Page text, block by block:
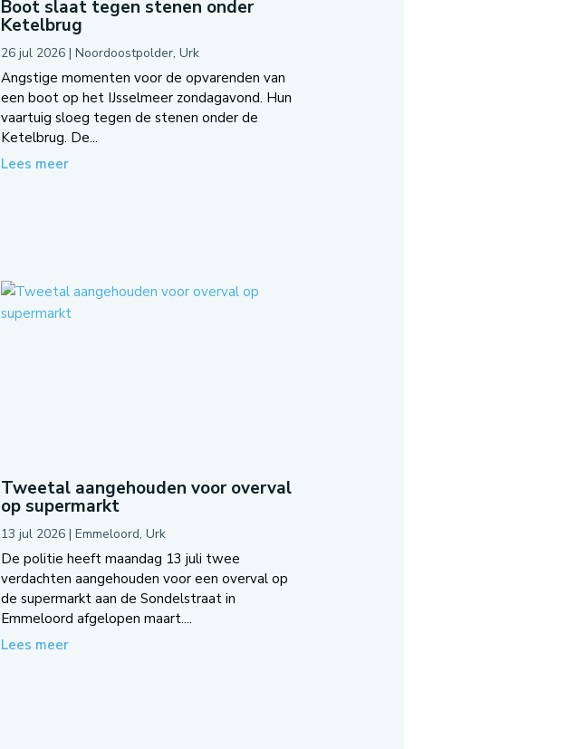
Boot slaat tegen stenen onder
Ketelbrug
26 jul 2026| Noordoostpolder, Urk
Angstige momenten voor de opvarenden van
een boot op het IJsselmeer zondagavond. Hun
vaartuig sloeg tegen de stenen onder de
Ketelbrug. De...
Lees meer
Tweetal aangehouden voor overval
op supermarkt
13 jul 2026| Emmeloord, Urk
De politie heeft maandag 13 juli twee
verdachten aangehouden voor een overval op
de supermarkt aan de Sondelstraat in
Emmeloord afgelopen maart....
Lees meer